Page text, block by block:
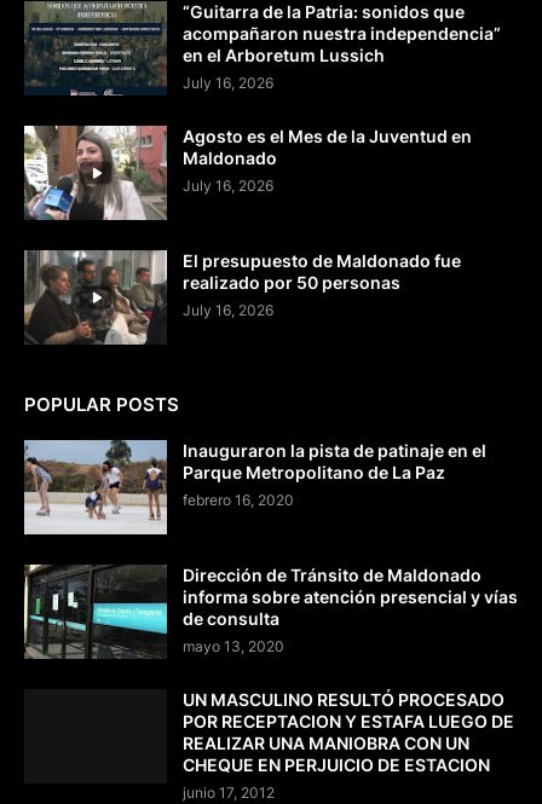
“Guitarra de la Patria: sonidos que
acompañaron nuestra independencia”
en el Arboretum Lussich
July 16, 2026
Agosto es el Mes de la Juventud en
Maldonado
July 16, 2026
El presupuesto de Maldonado fue
realizado por 50 personas
July 16, 2026
POPULAR POSTS
Inauguraron la pista de patinaje en el
Parque Metropolitano de La Paz
febrero 16, 2020
Dirección de Tránsito de Maldonado
informa sobre atención presencial y vías
de consulta
mayo 13, 2020
UN MASCULINO RESULTÓ PROCESADO
POR RECEPTACION Y ESTAFA LUEGO DE
REALIZAR UNA MANIOBRA CON UN
CHEQUE EN PERJUICIO DE ESTACION
junio 17, 2012